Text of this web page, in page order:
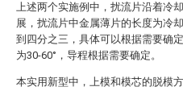
上述两个实施例中，扰流片沿着冷
展，扰流片中金属薄片的长度为冷
到四分之三，具体可以根据需要确
为30-60°，导程根据需要确定。
本实用新型中，上模和模芯的脱模